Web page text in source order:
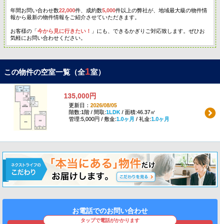
年間お問い合わせ数22,000件、成約数5,000件以上の弊社が、地域最大級の物件情
報から最新の物件情報をご紹介させていただきます。
お客様の「今から見に行きたい！
」にも、できるかぎりご対応致します。ぜひお
気軽にお問い合わせください。
この物件の空室一覧（全1室）
135,000円
更新日： 2026/08/05
階数:1階 / 間取:1LDK/ 面積:46.37㎡
管理:5,000円 / 敷金:1.0ヶ月 / 礼金:1.0ヶ月
お電話でのお問い合わせ
タップで電話がかかります